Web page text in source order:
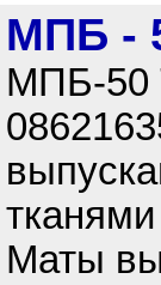
МПБ -
МПБ-50
Маты